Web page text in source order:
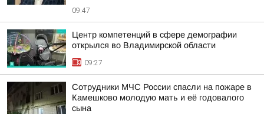
09:47
Центр компетенций в сфере демографии
открылся во Владимирской области
09:27
Сотрудники МЧС России спасли на пожаре в
Камешково молодую мать и её годовалого
сына